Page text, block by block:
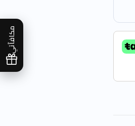
مكافآتي